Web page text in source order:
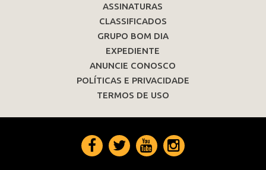
ASSINATURAS
CLASSIFICADOS
GRUPO BOM DIA
EXPEDIENTE
ANUNCIE CONOSCO
POLÍTICAS E PRIVACIDADE
TERMOS DE USO